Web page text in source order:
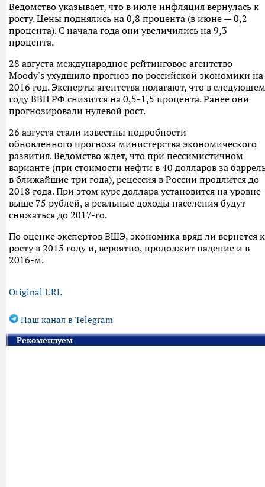
Ведомство указывает, что в июле инфляция вернулась к
росту. Цены поднялись на 0,8 процента (в июне — 0,2
процента). С начала года они увеличились на 9,3
процента.
28 августа международное рейтинговое агентство
Moody's ухудшило прогноз по российской экономики на
2016 год. Эксперты агентства полагают, что в следующем
году ВВП РФ снизится на 0,5-1,5 процента. Ранее они
прогнозировали нулевой рост.
26 августа стали известны подробности
обновленного прогноза министерства экономического
развития. Ведомство ждет, что при пессимистичном
варианте (при стоимости нефти в 40 долларов за
в ближайшие три года), рецессия в России продлится до
2018 года. При этом курс доллара установится на уровне
выше 75 рублей, а реальные доходы населения будут
снижаться до 2017-го.
По оценке экспертов ВШЭ, экономика вряд ли вернется к
росту в 2015 году и, вероятно, продолжит падение и в
2016-м.
Original URL
Наш канал в Telegram
Рекомендуем